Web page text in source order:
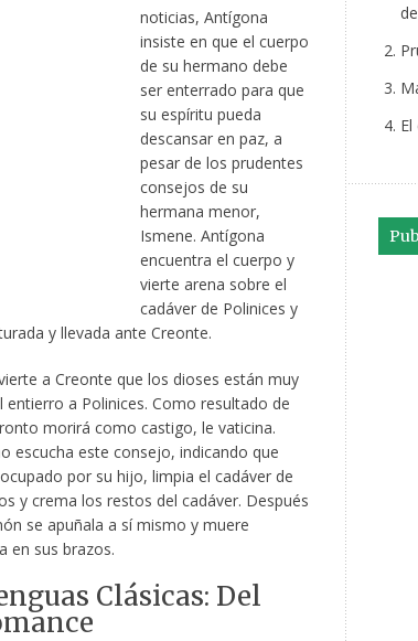
noticias, Antígona
insiste en que el cuerpo
de su hermano debe
ser enterrado para que
su espíritu pueda
descansar en paz, a
pesar de los prudentes
consejos de su
hermana menor,
Ismene. Antígona
encuentra el cuerpo y
vierte arena sobre el
cadáver de Polinices y
y llevada ante Creonte.
a Creonte que los dioses están muy
entierro a Polinices. Como resultado de
morirá como castigo, le vaticina.
escucha este consejo, indicando que
por su hijo, limpia el cadáver de
y crema los restos del cadáver. Después
se apuñala a sí mismo y muere
en sus brazos.
Clásicas: Del